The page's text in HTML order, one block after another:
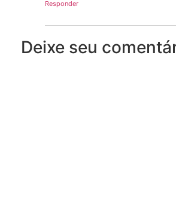
Responder
Deixe seu